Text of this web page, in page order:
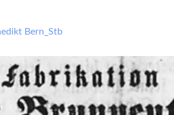
Bern_Stb